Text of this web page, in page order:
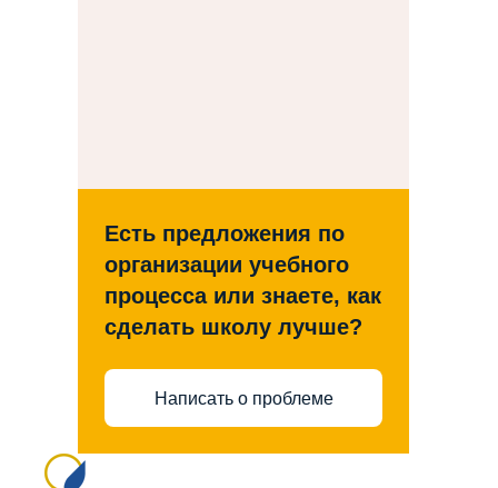
Есть предложения по
организации учебного
процесса или знаете, как
сделать школу лучше?
Написать о проблеме